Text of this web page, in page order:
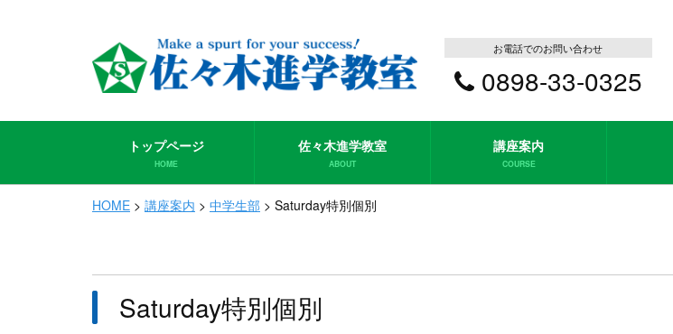
お電話でのお問い合わせ
0898-33-0325
トップページ
HOME
佐々木進学教室
ABOUT
講座案内
COURSE
HOME > 講座案内 > 中学生部 > Saturday特別個別
Saturday特別個別